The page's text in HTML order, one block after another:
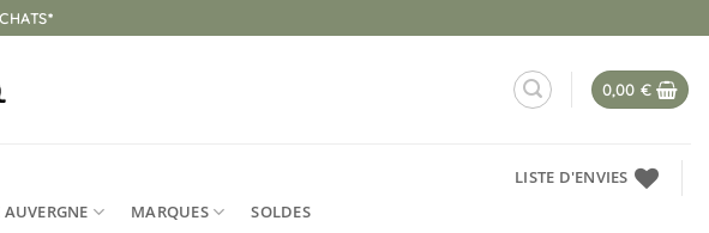
0,00 €
AUVERGNE MARQUES SOLDES
LISTE D'ENVIES